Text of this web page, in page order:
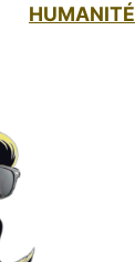
HUMANITÉ